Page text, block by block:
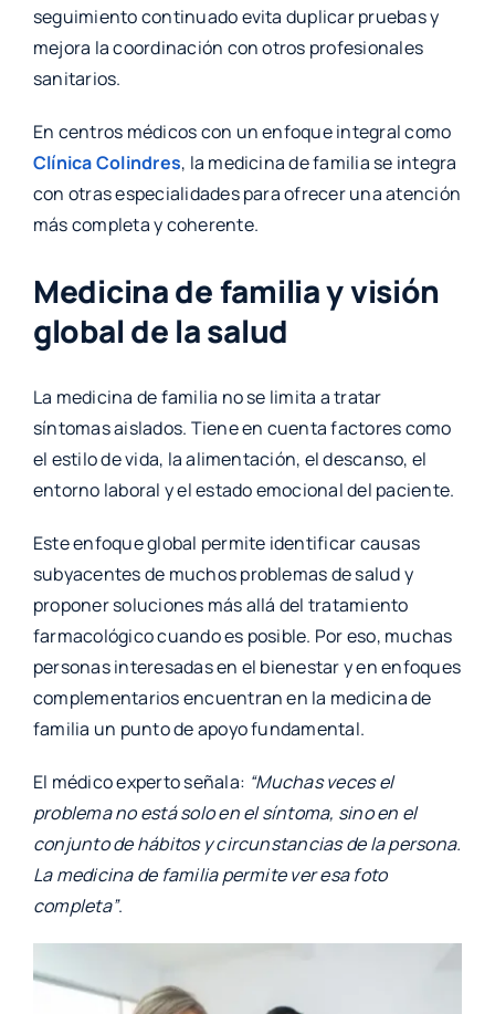
seguimiento continuado evita duplicar pruebas y
mejora la coordinación con otros profesionales
sanitarios.
En centros médicos con un enfoque integral como
Clínica Colindres, la medicina de familia se integra
con otras especialidades para ofrecer una atención
más completa y coherente.
Medicina de familia y visión
global de la salud
La medicina de familia no se limita a tratar
síntomas aislados. Tiene en cuenta factores como
el estilo de vida, la alimentación, el descanso, el
entorno laboral y el estado emocional del paciente.
Este enfoque global permite identificar causas
subyacentes de muchos problemas de salud y
proponer soluciones más allá del tratamiento
farmacológico cuando es posible. Por eso, muchas
personas interesadas en el bienestar y en enfoques
complementarios encuentran en la medicina de
familia un punto de apoyo fundamental.
El médico experto señala: “Muchas veces el
problema no está solo en el síntoma, sino en el
conjunto de hábitos y circunstancias de la persona.
La medicina de familia permite ver esa foto
completa”.